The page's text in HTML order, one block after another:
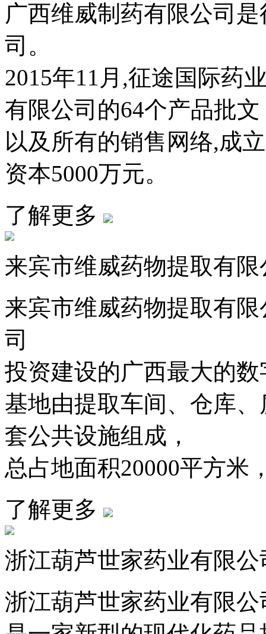
广西维威制药有限公司
司。
2015年11月,征途国际药
有限公司的64个产品批文
以及所有的销售网络,成
资本5000万元。
了解更多
来宾市维威药物提取有限
来宾市维威药物提取有
司
投资建设的广西最大的
基地由提取车间、仓库
套公共设施组成，
总占地面积20000平方米
了解更多
浙江葫芦世家药业有限公
浙江葫芦世家药业有限